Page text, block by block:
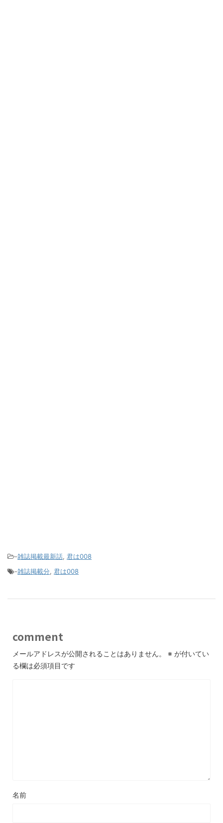
-雑誌掲載最新話, 君は008
-雑誌掲載分, 君は008
comment
メールアドレスが公開されることはありません。 ※ が付いてい
る欄は必須項目です
名前